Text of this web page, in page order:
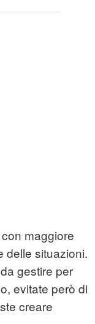
maggiore
delle situazioni.
gestire per
evitate però di
creare